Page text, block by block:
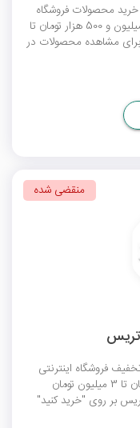
تومان تخفیف خرید محصولات فروشگاه
اینترنتی فرش پاتریس، برای خریدهای بین 3 میلیون و 500 هزار تومان تا
برای مشاهده محصولات در
از 150 هزار تومان تخفیف فروشگاه اینترنتی
فرش پاتریس برای سبد خرید بین 1 میلیون تومان تا 3 میلیون تومان
بر روی "خرید کنید"
منقضی شده